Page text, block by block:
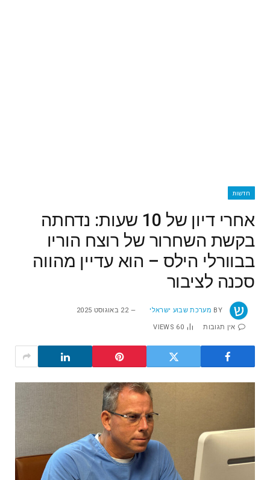
חדשות
אחרי דיון של 10 שעות: נדחתה
בקשת השחרור של רוצח הוריו
בבוורלי הילס – הוא עדיין מהווה
סכנה לציבור
BY מערכת שבוע ישראלי 22 באוגוסט 2025
אין תגובות 60
VIEWS